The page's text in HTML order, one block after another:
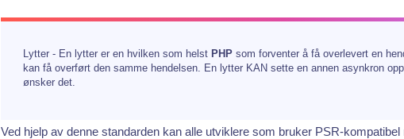
Lytter - En lytter er en hvilken som helst PHPsom forventer å få overlevert en
kan få overført den samme hendelsen. En lytter KAN sette en annen asynkron
ønsker det.
Ved hjelp av denne standarden kan alle utviklere som bruker PSR-